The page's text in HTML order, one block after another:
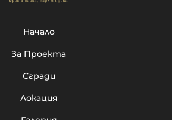
Начало
За Проекта
Сгради
Локация